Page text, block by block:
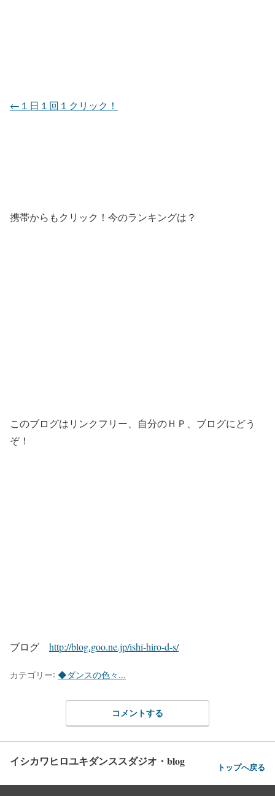
←１日１回１クリック！
携帯からもクリック！今のランキングは？
このブログはリンクフリー、自分のＨＰ、ブログにどう
ぞ！
ブログ http://blog.goo.ne.jp/ishi-hiro-d-s/
カテゴリー: ◆ダンスの色々…
コメントする
イシカワヒロユキダンススダジオ・blog トップへ戻る